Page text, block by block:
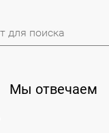
Мы отвечаем